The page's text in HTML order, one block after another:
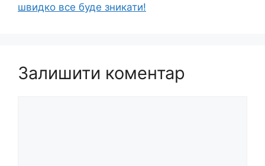
швидко все буде зникати!
Залишити коментар